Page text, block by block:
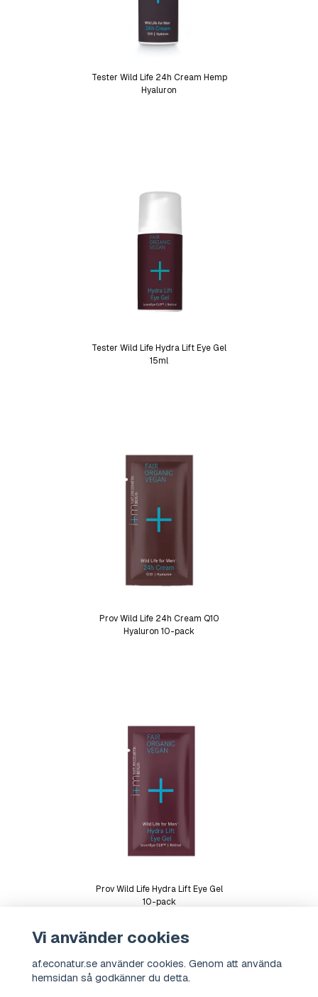
Tester Wild Life 24h Cream Hemp
Hyaluron
Tester Wild Life Hydra Lift Eye Gel
15ml
Prov Wild Life 24h Cream Q10
Hyaluron 10-pack
Prov Wild Life Hydra Lift Eye Gel
10-pack
Vi använder cookies
af.econatur.se använder cookies. Genom att använda
hemsidan så godkänner du detta.